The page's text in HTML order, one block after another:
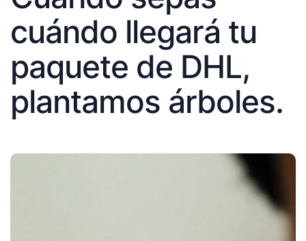
cuándo llegará tu
paquete de DHL,
plantamos árboles.